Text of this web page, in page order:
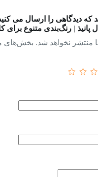
که دیدگاهی را ارسال می
پانیذ | رنگ‌بندی متنوع برای
منتشر نخواهد شد. بخش‌های